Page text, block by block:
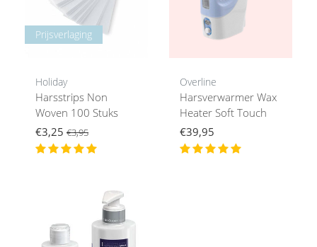
Prijsverlaging
Holiday
Harsstrips Non
Woven 100 Stuks
€3,25 €3,95
Overline
Harsverwarmer Wax
Heater Soft Touch
€39,95